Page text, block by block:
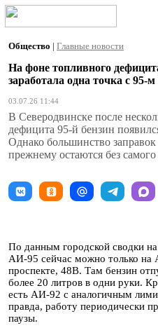
Общество | Главные новости
На фоне топливного
заработала одна точка с 95-
03.07.26 11:44
В Северодвинске после
дефицита 95-й бензин
Однако большинство
прежнему остаются без
По данным городской сводки
АИ-95 сейчас можно только
проспекте, 48В. Там бензин
более 20 литров в одни руки.
есть АИ-92 с аналогичным
правда, работу периодически
паузы.